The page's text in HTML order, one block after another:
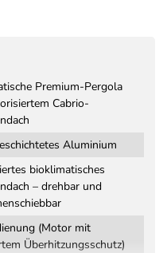
Premium-Pergola
Cabrio-
Aluminium
bioklimatisches
– drehbar und
(Motor mit
Überhitzungsschutz)